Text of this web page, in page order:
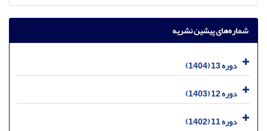
شماره‌های پیشین نشریه
دوره 13 (1404)
دوره 12 (1403)
دوره 11 (1402)